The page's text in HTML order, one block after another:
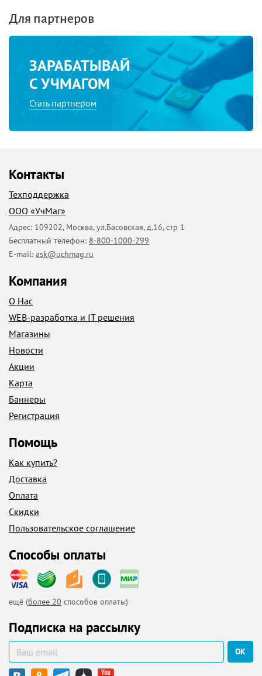
Для партнеров
ЗАРАБАТЫВАЙ
С УЧМАГОМ
Стать партнером
Контакты
Техподдержка
ООО «УчМаг»
Адрес: 109202, Москва,ул.Басовская, д.16, стр 1
Бесплатный телефон: 8-800-1000-299
E-mail: ask@uchmag.ru
Компания
О Нас
WEB-разработка и IT решения
Магазины
Новости
Акции
Карта
Баннеры
Регистрация
Помощь
Как купить?
Доставка
Оплата
Скидки
Пользовательское соглашение
Способы оплаты
ещё (более 20 способов оплаты)
Подписка на рассылку
ОК